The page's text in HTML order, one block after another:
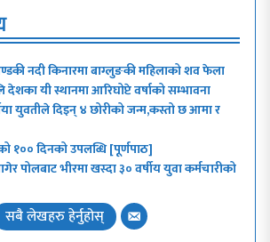
नदी किनारमा बाग्लुङकी महिलाको शव फेला
यी स्थानमा आरिघोप्टे वर्षाको सम्भावना
युवतीले दिइन् ४ छोरीको जन्म,कस्तो छ आमा र
१०० दिनको उपलब्धि [पूर्णपाठ]
पोलबाट भीरमा खस्दा ३० वर्षीय युवा कर्मचारीको
सबै लेखहरु हेर्नुहोस्